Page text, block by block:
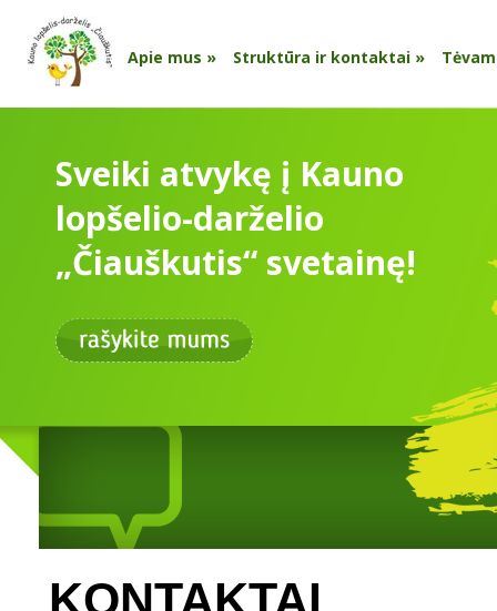
Apie mus » Struktūra ir kontaktai »
Sveiki atvykę į Kauno
lopšelio-darželio
„Čiauškutis“ svetainę!
KONTAKTAI